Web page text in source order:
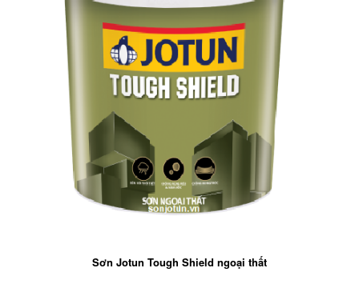
Sơn Jotun Tough Shield ngoại thất